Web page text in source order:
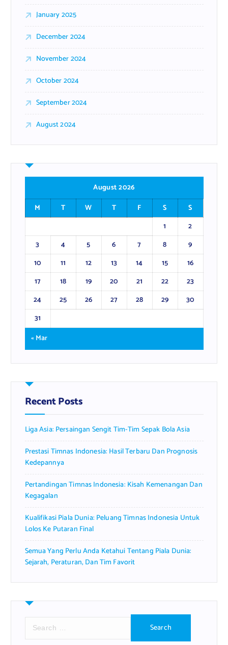
January 2025
December 2024
November 2024
October 2024
September 2024
August 2024
August 2026
M
T W T F S
S
1
2
3
4 5 6 7 8
9
10
11 12 13 14 15
16
17
18 19 20 21 22
23
24
25 26 27 28 29
30
31
« Mar
Recent Posts
Liga Asia: Persaingan Sengit Tim-Tim Sepak Bola Asia
Prestasi Timnas Indonesia: Hasil Terbaru Dan Prognosis
Kedepannya
Pertandingan Timnas Indonesia: Kisah Kemenangan Dan
Kegagalan
Kualifikasi Piala Dunia: Peluang Timnas Indonesia Untuk
Lolos Ke Putaran Final
Semua Yang Perlu Anda Ketahui Tentang Piala Dunia:
Sejarah, Peraturan, Dan Tim Favorit